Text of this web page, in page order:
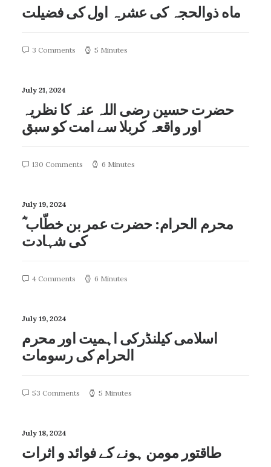
ماه ذوالحجہ کی عشرہ اول کی فضيلت
3 Comments 5 Minutes
July 21, 2024
حضرت حسین رضی اللہ عنہ کا نظریہ
اور واقعہ کربلا سے امت کو سبق
130 Comments 6 Minutes
July 19, 2024
محرم الحرام: حضرت عمر بن خطّاب ؓ
کی شہادت
4 Comments 6 Minutes
July 19, 2024
اسلامی کیلنڈرکی اہمیت اور محرم
الحرام کی رسومات
53 Comments 5 Minutes
July 18, 2024
طاقتور مومن ہونے کے فوائد و اثرات